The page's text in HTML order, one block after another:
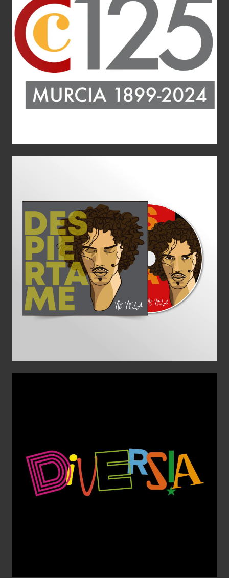
Cámara de Comercio de Murcia
Aplicaciones gráficas Diseño Gráfico
corporativa
Imagen Corporativa Imagen de Empresa Logotipo
Diseño CD
Aplicaciones gráficas Diseño Gráfico
Identidad corporativa
Imagen Corporativa
Logotipo
Diversia
Aplicaciones gráficas Diseño Gráfico escultura
Identidad
corporativa
Imagen Corporativa Logotipo Web